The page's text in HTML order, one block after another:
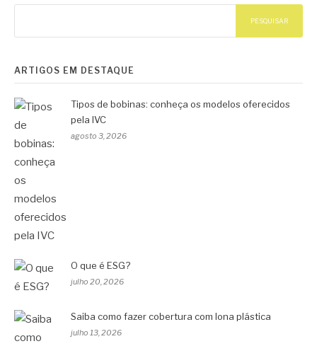
PESQUISAR
ARTIGOS EM DESTAQUE
Tipos de bobinas: conheça os modelos oferecidos
pela IVC
agosto 3, 2026
O que é ESG?
julho 20, 2026
Saiba como fazer cobertura com lona plástica
julho 13, 2026